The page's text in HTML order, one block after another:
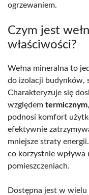
ogrzewaniem.
Czym jest
właściwości?
Wełna mineralna to
do izolacji budynków,
Charakteryzuje się
względem termicznym
podnosi komfort
efektywnie
mniejsze straty
co korzystnie wpływa
pomieszczeniach.
Dostępna jest w